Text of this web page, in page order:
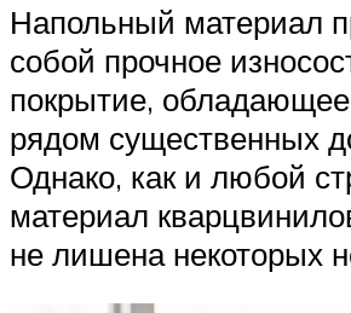
Напольный материал
собой прочное
покрытие,
рядом существенных
Однако, как и любой
материал
не лишена некоторых